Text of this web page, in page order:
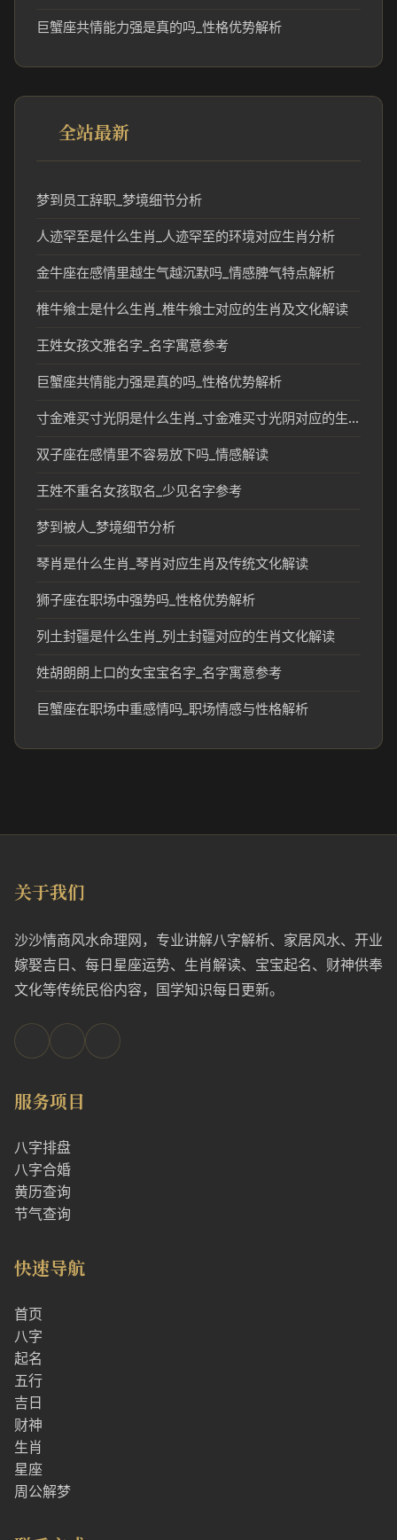
巨蟹座共情能力强是真的吗_性格优势解析
全站最新
梦到员工辞职_梦境细节分析
人迹罕至是什么生肖_人迹罕至的环境对应生肖分析
金牛座在感情里越生气越沉默吗_情感脾气特点解析
椎牛飨士是什么生肖_椎牛飨士对应的生肖及文化解读
王姓女孩文雅名字_名字寓意参考
巨蟹座共情能力强是真的吗_性格优势解析
寸金难买寸光阴是什么生肖_寸金难买寸光阴对应的生肖文化解读
双子座在感情里不容易放下吗_情感解读
王姓不重名女孩取名_少见名字参考
梦到被人_梦境细节分析
琴肖是什么生肖_琴肖对应生肖及传统文化解读
狮子座在职场中强势吗_性格优势解析
列土封疆是什么生肖_列土封疆对应的生肖文化解读
姓胡朗朗上口的女宝宝名字_名字寓意参考
巨蟹座在职场中重感情吗_职场情感与性格解析
关于我们
沙沙情商风水命理网，专业讲解八字解析、家居风水、开业
嫁娶吉日、每日星座运势、生肖解读、宝宝起名、财神供奉
文化等传统民俗内容，国学知识每日更新。
服务项目
八字排盘
八字合婚
黄历查询
节气查询
快速导航
首页
八字
起名
五行
吉日
财神
生肖
星座
周公解梦